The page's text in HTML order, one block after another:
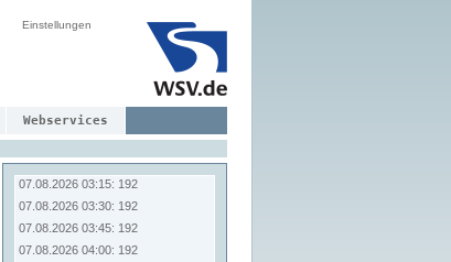
Einstellungen
Webservices
07.08.2026 01:30: 192
07.08.2026 02:30: 192
07.08.2026 02:45: 192
07.08.2026 03:00: 192
07.08.2026 03:15: 192
07.08.2026 03:30: 192
07.08.2026 03:45: 192
07.08.2026 04:00: 192